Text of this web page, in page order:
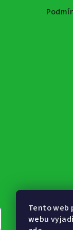
Tento web
webu